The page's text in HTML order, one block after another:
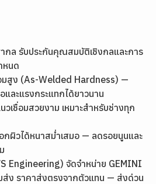
กล รับประกันคุณสมบัติเชิงกลและการ
หนด
มสูง (As-Welded Hardness) —
ละแรงกระแทกได้ยาวนาน
วเชื่อมสวยงาม เหมาะสำหรับช่างทุก
กผิวได้หนาสม่ำเสมอ — ลดรอยนูนและ
Engineering) จัดจำหน่าย GEMINI
ง ราคาส่งตรงจากตัวแทน — ส่งด่วน